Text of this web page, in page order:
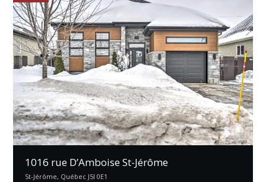
1016 rue D’Amboise St-Jérôme
St-Jérôme, Québec J5l 0E1